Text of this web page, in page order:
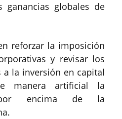
globales de
reforzar la imposición
y revisar los
a la inversión en capital
manera artificial la
por encima de la